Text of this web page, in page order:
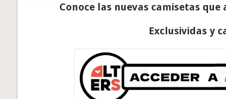
Conoce las nuevas camisetas
Exclusividas y